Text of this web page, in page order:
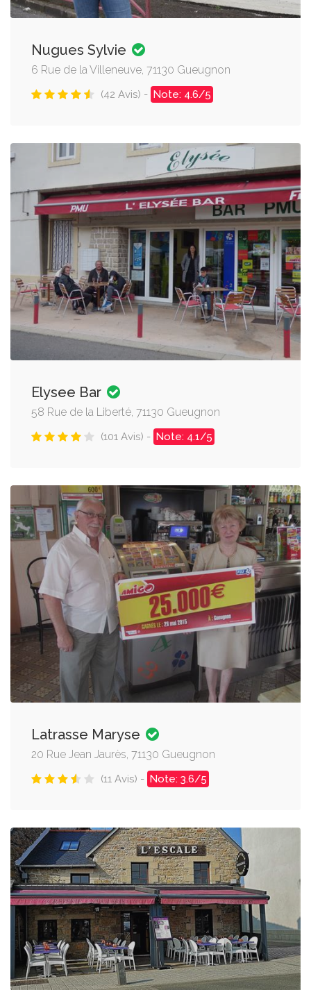
Nugues Sylvie
6 Rue de la Villeneuve, 71130 Gueugnon
(42 Avis) - Note: 4.6/5
Elysee Bar
58 Rue de la Liberté, 71130 Gueugnon
(101 Avis) - Note: 4.1/5
Latrasse Maryse
20 Rue Jean Jaurès, 71130 Gueugnon
(11 Avis) - Note: 3.6/5